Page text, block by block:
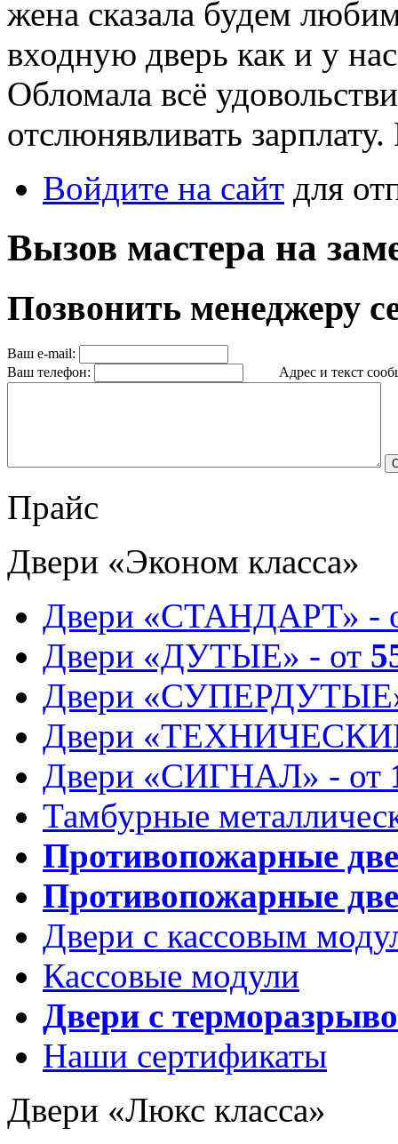
жена сказала будем
входную дверь как и у
Обломала всё
отслюнявливать
Войдите на сайт для
Вызов мастера на
Позвонить менеджеру
Ваш e-mail:
Ваш телефон:
Адрес и текст
Прайс
Двери «Эконом класса»
Двери «СТАНДАРТ» -
Двери «ДУТЫЕ» - от
Двери
Двери
Двери «СИГНАЛ» - от
Тамбурные
Противопожарные
Противопожарные
Двери с кассовым
Кассовые модули
Двери с
Наши сертификаты
Двери «Люкс класса»